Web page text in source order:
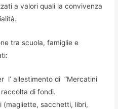
a valori quali la convivenza
tra scuola, famiglie e
l’ allestimento di “Mercatini
di fondi.
(magliette, sacchetti, libri,